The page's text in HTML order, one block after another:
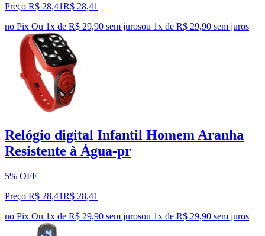
Preço R$ 28,41R$ 28,41
no Pix Ou 1x de R$ 29,90 sem jurosou 1x de R$ 29,90 sem juros
Relógio digital Infantil Homem Aranha
Resistente à Água-pr
5% OFF
Preço R$ 28,41R$ 28,41
no Pix Ou 1x de R$ 29,90 sem jurosou 1x de R$ 29,90 sem juros